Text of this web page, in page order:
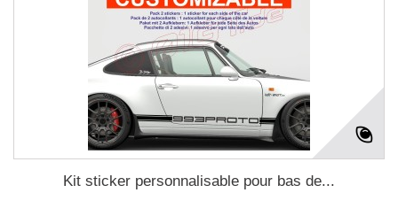
Kit sticker personnalisable pour bas de...